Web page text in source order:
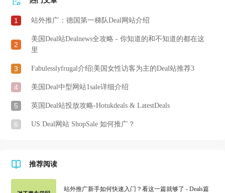
1 站外推广：德国第一梯队Deal网站介绍
2
美国Deal站Dealnews全攻略 - 你知道的和不知道的都在这
里
3 Fabulesslyfrugal介绍|美国女性访客为主的Deal站推荐3
4 美国Deal中型网站1sale详细介绍
5 英国Deal站投放攻略-Hotukdeals & LatestDeals
6 US Deal网站 ShopSale 如何推广？
推荐阅读
站外推广新手如何快速入门？看这一篇就够了 - Deals篇